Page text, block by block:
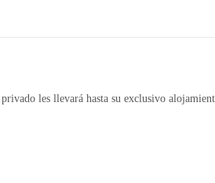
les llevará hasta su exclusivo